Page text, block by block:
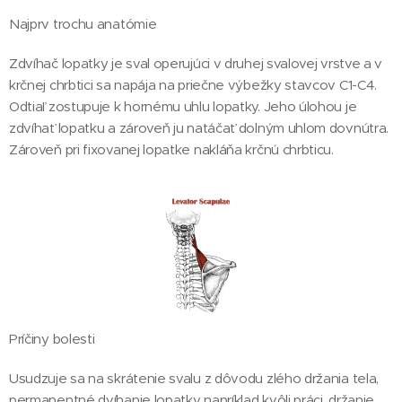
Najprv trochu anatómie
Zdvíhač lopatky je sval operujúci v druhej svalovej vrstve a v
krčnej chrbtici sa napája na priečne výbežky stavcov C1-C4.
Odtiaľ zostupuje k hornému uhlu lopatky. Jeho úlohou je
zdvíhať lopatku a zároveň ju natáčať dolným uhlom dovnútra.
Zároveň pri fixovanej lopatke nakláňa krčnú chrbticu.
Príčiny bolesti
Usudzuje sa na skrátenie svalu z dôvodu zlého držania tela,